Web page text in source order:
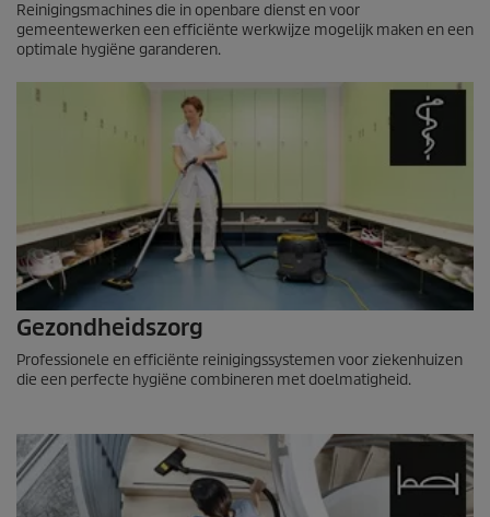
Reinigingsmachines die in openbare dienst en voor
gemeentewerken een efficiënte werkwijze mogelijk maken en een
optimale hygiëne garanderen.
Gezondheidszorg
Professionele en efficiënte reinigingssystemen voor ziekenhuizen
die een perfecte hygiëne combineren met doelmatigheid.